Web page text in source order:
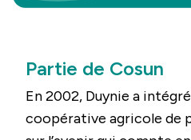
Partie de Cosun
En 2002, Duynie a intégré
coopérative agricole de